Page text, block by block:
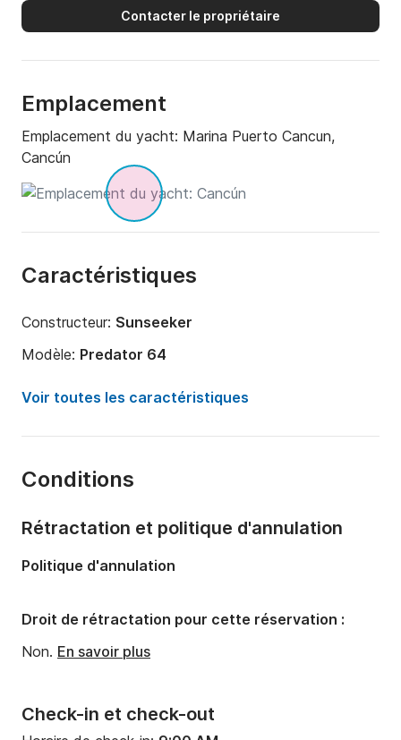
Contacter le propriétaire
Emplacement
Emplacement du yacht: Marina Puerto Cancun,
Cancún
Caractéristiques
Constructeur: Sunseeker
Modèle: Predator 64
Année:
Nombre de salles de bains:
Puissance moteur:
Voir toutes les caractéristiques
Conditions
Check-in et check-out
Rétractation et politique d'annulation
Politique d'annulation
Droit de rétractation pour cette réservation :
Non. En savoir plus